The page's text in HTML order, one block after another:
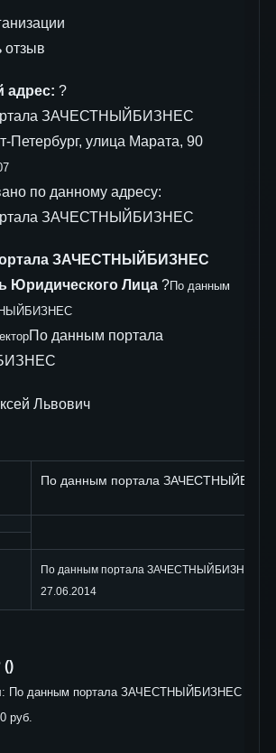
адрес: ?
ЗАЧЕСТНЫЙБИЗНЕС
Петербург, улица Марата, 90
по данному адресу:
ЗАЧЕСТНЫЙБИЗНЕС
ЗАЧЕСТНЫЙБИЗНЕС
Юридического Лица ?По данным
По данным портала
Львович
По данным портала
По данным портала ЗАЧЕСТНЫЙБИЗНЕС
27.06.2014
()
По данным портала ЗАЧЕСТНЫЙБИЗНЕС
руб.